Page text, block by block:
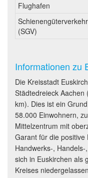
Flughafen
Schienengüterverkehr
(SGV)
Informationen zu
Die Kreisstadt
Städtedreieck
km). Dies ist ein
58.000 Einwohnern,
Mittelzentrum mit
Garant für die positive
Handwerks-,
sich in Euskirchen als
Kreises